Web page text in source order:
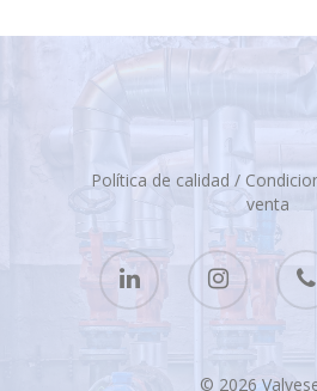
Política de calidad /
venta
© 2026